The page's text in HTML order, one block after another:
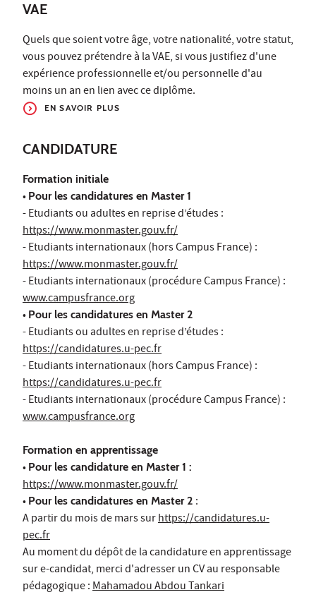
VAE
Quels que soient votre âge, votre nationalité, votre statut,
vous pouvez prétendre à la VAE, si vous justifiez d'une
expérience professionnelle et/ou personnelle d'au
moins un an en lien avec ce diplôme.
EN SAVOIR PLUS
CANDIDATURE
Formation initiale
• Pour les candidatures en Master 1
- Etudiants ou adultes en reprise d’études :
https://www.monmaster.gouv.fr/
- Etudiants internationaux (hors Campus France) :
https://www.monmaster.gouv.fr/
- Etudiants internationaux (procédure Campus France) :
www.campusfrance.org
• Pour les candidatures en Master 2
- Etudiants ou adultes en reprise d’études :
https://candidatures.u-pec.fr
- Etudiants internationaux (hors Campus France) :
https://candidatures.u-pec.fr
- Etudiants internationaux (procédure Campus France) :
www.campusfrance.org
Formation en apprentissage
• Pour les candidature en Master 1 :
https://www.monmaster.gouv.fr/
• Pour les candidatures en Master 2 :
A partir du mois de mars surhttps://candidatures.u-
pec.fr
Au moment du dépôt de la candidature en apprentissage
sur e-candidat, merci d'adresser un CV au responsable
pédagogique :Mahamadou Abdou Tankari